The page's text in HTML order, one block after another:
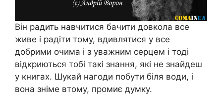
Він радить навчитися бачити довкола все
живе і радіти тому, вдивлятися у все
добрими очима і з уважним серцем і тоді
відкриються тобі такі знання, які не знайдеш
у книгах. Шукай нагоди побути біля води, і
вона зніме втому, промиє думку.